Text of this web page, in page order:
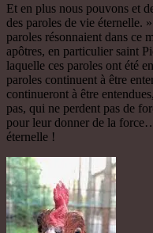
Et en plus nous pouvons et
des paroles de vie éternelle.
paroles résonnaient dans ce
apôtres, en particulier saint
laquelle ces paroles ont été
paroles continuent à être
continueront à être
pas, qui ne perdent pas de
pour leur donner de la
éternelle !